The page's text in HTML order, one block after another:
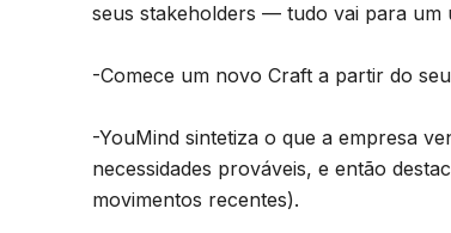
seus stakeholders — tudo vai para um
-Comece um novo Craft a partir do
-YouMind sintetiza o que a empresa
necessidades prováveis, e então
movimentos recentes).